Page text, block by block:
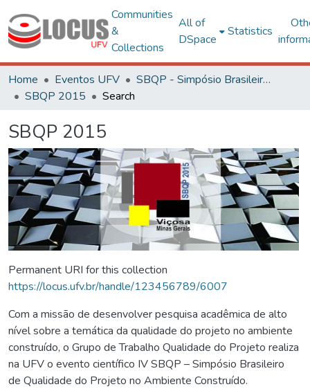
Communities
&
Collections
All of
DSpace
Statistics
Home Eventos UFV
SBQP - Simpósio Brasileiro de Qualidade do Projeto no Ambiente Construído
SBQP 2015
Search
SBQP 2015
Permanent URI for this collection
https://locus.ufv.br/handle/123456789/6007
Com a missão de desenvolver pesquisa acadêmica de alto
nível sobre a temática da qualidade do projeto no ambiente
construído, o Grupo de Trabalho Qualidade do Projeto realiza
na UFV o evento científico IV SBQP – Simpósio Brasileiro
de Qualidade do Projeto no Ambiente Construído.